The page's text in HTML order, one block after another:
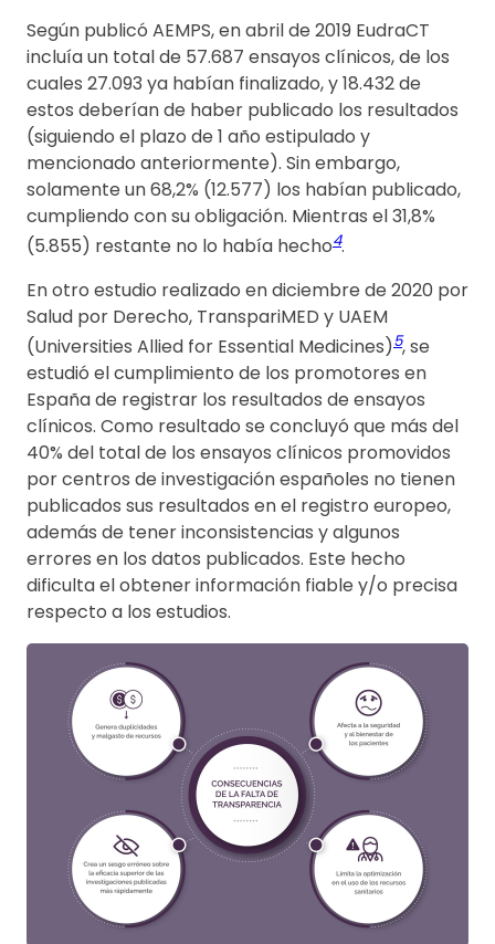
Según publicó AEMPS, en abril de 2019 EudraCT
incluía un total de 57.687 ensayos clínicos, de los
cuales 27.093 ya habían finalizado, y 18.432 de
estos deberían de haber publicado los resultados
(siguiendo el plazo de 1 año estipulado y
mencionado anteriormente). Sin embargo,
solamente un 68,2% (12.577) los habían publicado,
cumpliendo con su obligación. Mientras el 31,8%
(5.855) restante no lo había hecho4.
En otro estudio realizado en diciembre de 2020 por
Salud por Derecho, TranspariMED y UAEM
(Universities Allied for Essential Medicines)5, se
estudió el cumplimiento de los promotores en
España de registrar los resultados de ensayos
clínicos. Como resultado se concluyó que más del
40% del total de los ensayos clínicos promovidos
por centros de investigación españoles no tienen
publicados sus resultados en el registro europeo,
además de tener inconsistencias y algunos
errores en los datos publicados. Este hecho
dificulta el obtener información fiable y/o precisa
respecto a los estudios.